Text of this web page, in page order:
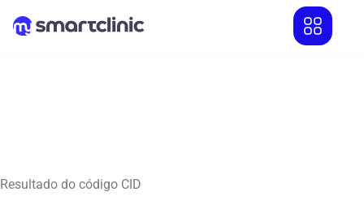
Resultado do código CID